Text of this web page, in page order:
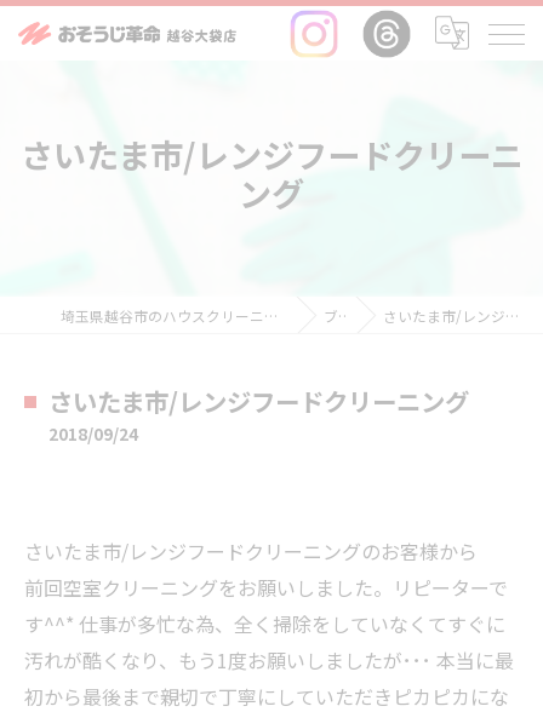
さいたま市/レンジフードクリーニ
ング
埼玉県越谷市のハウスクリーニングならおそうじ革命越谷大袋店 ブログ さいたま市/レンジフードクリーニング
さいたま市/レンジフードクリーニング
2018/09/24
さいたま市/レンジフードクリーニングのお客様から
前回空室クリーニングをお願いしました。リピーターで
す^^* 仕事が多忙な為、全く掃除をしていなくてすぐに
汚れが酷くなり、もう1度お願いしましたが･･･ 本当に最
初から最後まで親切で丁寧にしていただきピカピカにな